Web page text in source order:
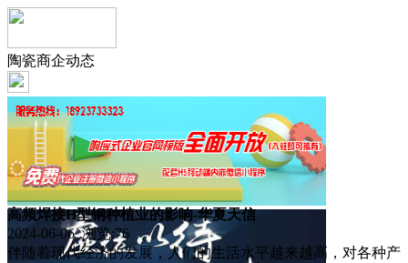
陶瓷商企动态
高频焊接H型钢种植业的影响-华夏天信
2024-06-06 浏览:76
伴随着现代经济的发展，人们的生活水平越来越高，对各种产